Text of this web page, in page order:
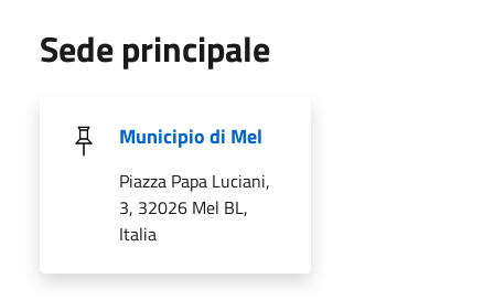
Sede principale
Municipio di Mel
Piazza Papa Luciani,
3, 32026 Mel BL,
Italia